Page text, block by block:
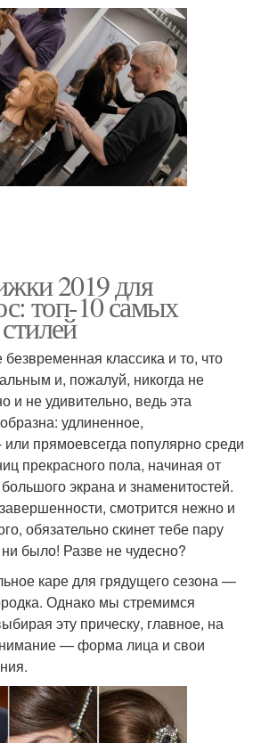
2019 для
топ-10 самых
классика и то, что
и, пожалуй, никогда не
и не удивительно, ведь эта
удлиненное,
прямоевсегда популярно среди
прекрасного пола, начиная от
экрана и знаменитостей.
смотрится нежно и
обязательно скинет тебе пару
было! Разве не чудесно?
каре для грядущего сезона —
Однако мы стремимся
эту прическу, главное, на
— форма лица и свои